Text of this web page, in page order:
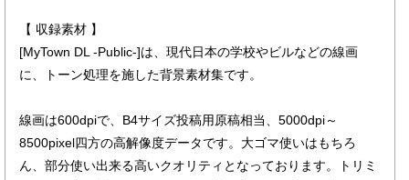
【 収録素材 】
[MyTown DL -Public-]は、現代日本の学校やビルなどの線画
に、トーン処理を施した背景素材集です。
線画は600dpiで、B4サイズ投稿用原稿相当、5000dpi～
8500pixel四方の高解像度データです。大ゴマ使いはもちろ
ん、部分使い出来る高いクオリティとなっております。トリミ